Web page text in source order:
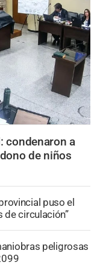
condenaron a
de niños
puso el
de circulación”
peligrosas